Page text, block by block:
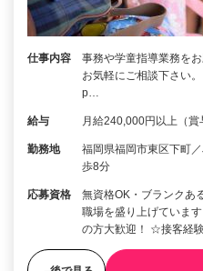
仕事内容
事務や学童指導業務を
お気軽にご相談下さい
p…
給与 月給240,000円以上（賞
勤務地
福岡県福岡市東区下町
歩8分
応募資格
無資格OK・ブランク
職場を盛り上げていま
の方大歓迎！ ☆接客経